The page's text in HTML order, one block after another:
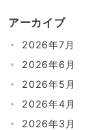
アーカイブ
2026年7月
2026年6月
2026年5月
2026年4月
2026年3月